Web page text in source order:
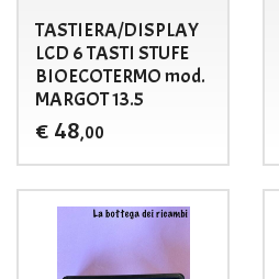
TASTIERA/DISPLAY
LCD 6 TASTI STUFE
BIOECOTERMO mod.
MARGOT 13.5
€ 48,00